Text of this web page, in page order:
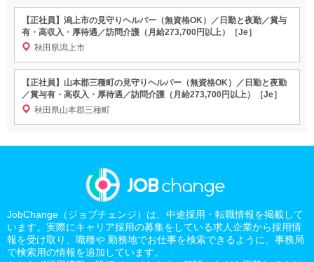
【正社員】潟上市の見守りヘルパー（無資格OK）／日勤と夜勤／賞与
有・高収入・厚待遇／訪問介護（月給273,700円以上）［Je］
秋田県潟上市
【正社員】山本郡三種町の見守りヘルパー（無資格OK）／日勤と夜勤
／賞与有・高収入・厚待遇／訪問介護（月給273,700円以上）［Je］
秋田県山本郡三種町
JobChange（ジョブチェンジ）は、中途採用・転職情報を掲載して
います。実際にキャリア採用の募集をしている求人企業から採用情
報を受け取り、職種や 勤務地でお仕事を検索できるように、事務局
で検索用の情報を追加しています。